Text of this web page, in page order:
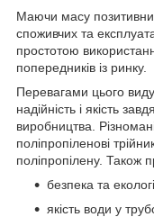
Маючи масу
споживчих та
простотою
попередників із ринку.
Перевагами цього виду
надійність і якість
виробництва.
поліпропіленові
поліпропілену. Також
безпека та
якість води у